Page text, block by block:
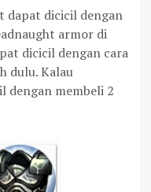
dapat dicicil dengan
armor di
dicicil dengan cara
dulu. Kalau
dengan membeli 2